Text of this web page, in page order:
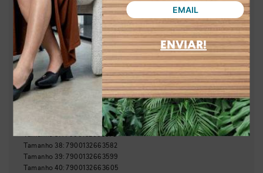
Nome
Email
ENVIAR!
Caramelo
Referência MC741-00003
País de origem: Brasil
Indústria Brasileira
NCM:
64029990
GTIN:
Tamanho33
7900132667757
Tamanho
7900132663544
7900132663551
7900132663568
Tamanho37:7900132663575
Tamanho 38:7900132663582
Tamanho 39:7900132663599
Tamanho40:7900132663605